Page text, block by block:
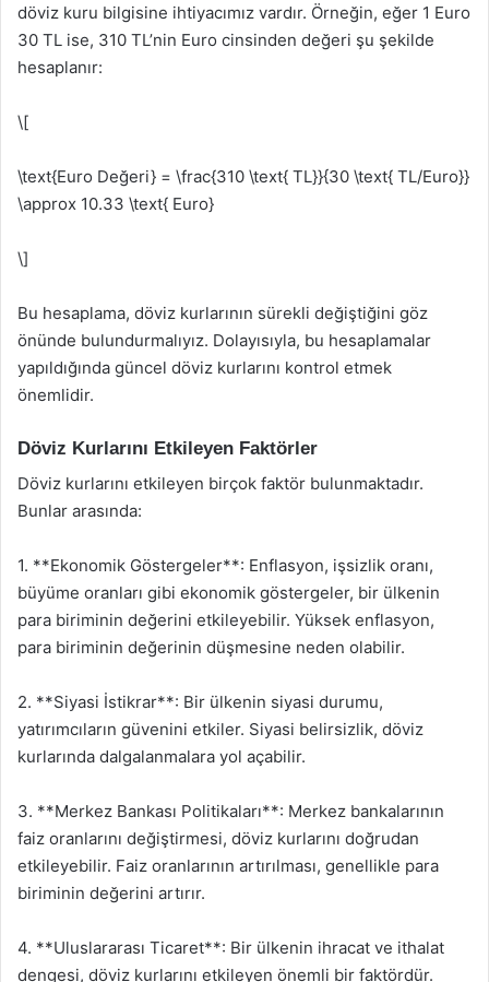
döviz kuru bilgisine ihtiyacımız vardır. Örneğin, eğer 1 Euro
30 TL ise, 310 TL’nin Euro cinsinden değeri şu şekilde
hesaplanır:
\[
\text{Euro Değeri} = \frac{310 \text{ TL}}{30 \text{ TL/Euro}}
\approx 10.33 \text{ Euro}
\]
Bu hesaplama, döviz kurlarının sürekli değiştiğini göz
önünde bulundurmalıyız. Dolayısıyla, bu hesaplamalar
yapıldığında güncel döviz kurlarını kontrol etmek
önemlidir.
Döviz Kurlarını Etkileyen Faktörler
Döviz kurlarını etkileyen birçok faktör bulunmaktadır.
Bunlar arasında:
1. **Ekonomik Göstergeler**: Enflasyon, işsizlik oranı,
büyüme oranları gibi ekonomik göstergeler, bir ülkenin
para biriminin değerini etkileyebilir. Yüksek enflasyon,
para biriminin değerinin düşmesine neden olabilir.
2. **Siyasi İstikrar**: Bir ülkenin siyasi durumu,
yatırımcıların güvenini etkiler. Siyasi belirsizlik, döviz
kurlarında dalgalanmalara yol açabilir.
3. **Merkez Bankası Politikaları**: Merkez bankalarının
faiz oranlarını değiştirmesi, döviz kurlarını doğrudan
etkileyebilir. Faiz oranlarının artırılması, genellikle para
biriminin değerini artırır.
4. **Uluslararası Ticaret**: Bir ülkenin ihracat ve ithalat
dengesi, döviz kurlarını etkileyen önemli bir faktördür.